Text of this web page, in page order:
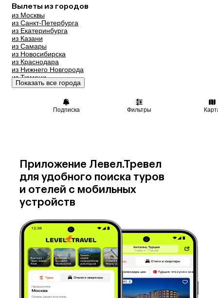
Подписка Фильтры
Армения
Казахстан
Узбекистан
Катар
Гонконг
Таджикистан
Вылеты из городов
из Москвы
из Санкт-Петербурга
из Екатеринбурга
из Казани
из Самары
из Новосибирска
из Краснодара
из Нижнего Новгорода
из Тюмени
из Минеральных Вод
Показать все города
Приложение Левел.Тревел
для удобного поиска туров
и отелей с мобильных
устройств